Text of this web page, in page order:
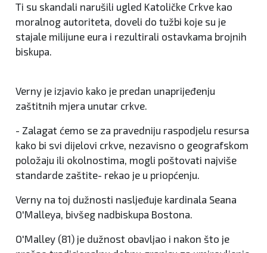
Ti su skandali narušili ugled Katoličke Crkve kao
moralnog autoriteta, doveli do tužbi koje su je
stajale milijune eura i rezultirali ostavkama brojnih
biskupa.
Verny je izjavio kako je predan unaprijeđenju
zaštitnih mjera unutar crkve.
- Zalagat ćemo se za pravedniju raspodjelu resursa
kako bi svi dijelovi crkve, nezavisno o geografskom
položaju ili okolnostima, mogli poštovati najviše
standarde zaštite- rekao je u priopćenju.
Verny na toj dužnosti nasljeđuje kardinala Seana
O'Malleya, bivšeg nadbiskupa Bostona.
O'Malley (81) je dužnost obavljao i nakon što je